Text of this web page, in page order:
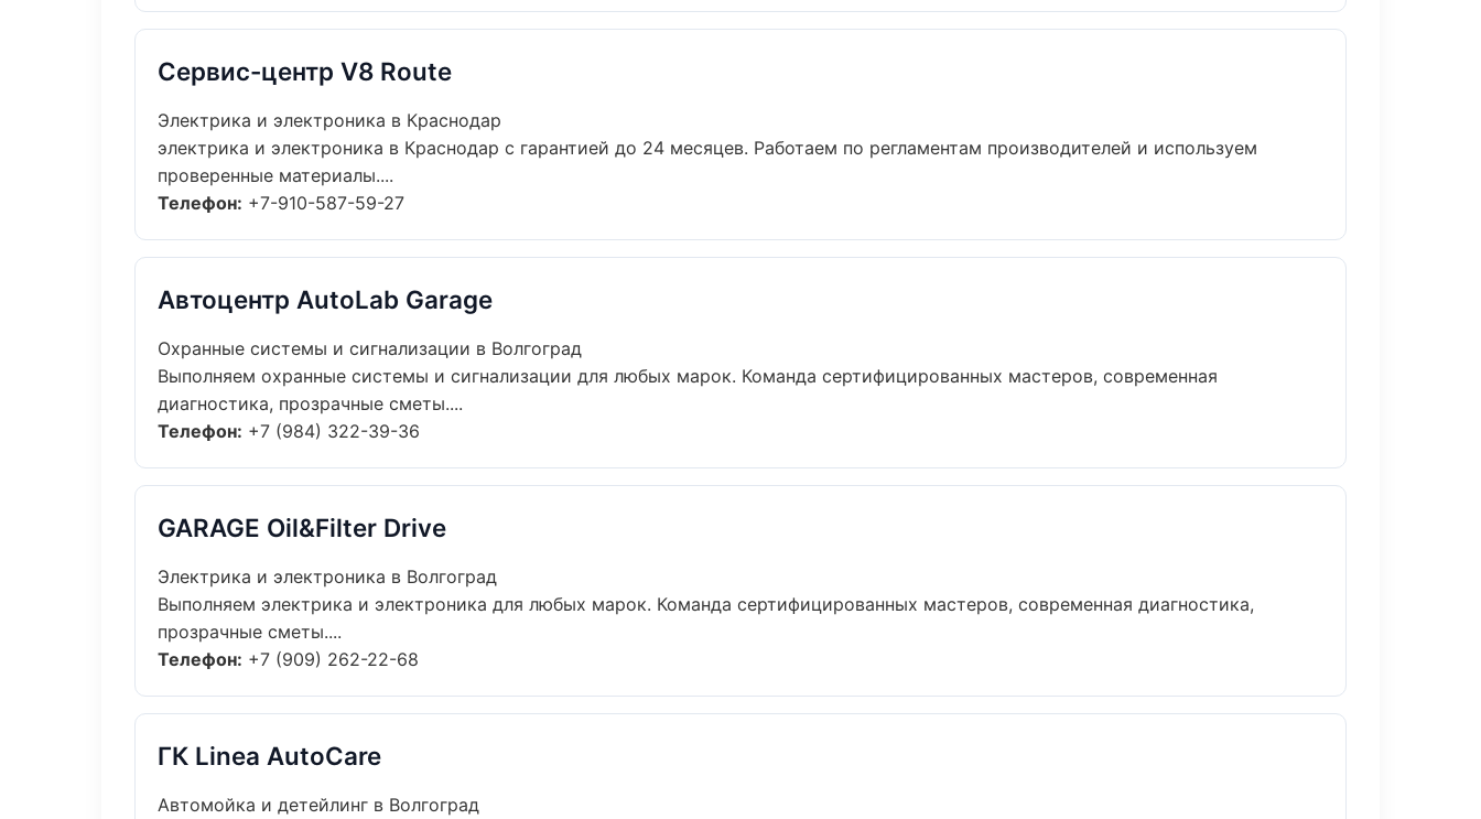
Сервис-центр V8 Route
Электрика и электроника в Краснодар
электрика и электроника в Краснодар с гарантией до 24 месяцев. Работаем по регламентам производителей и используем
проверенные материалы....
Телефон: +7-910-587-59-27
Автоцентр AutoLab Garage
Охранные системы и сигнализации в Волгоград
Выполняем охранные системы и сигнализации для любых марок. Команда сертифицированных мастеров, современная
диагностика, прозрачные сметы....
Телефон: +7 (984) 322-39-36
GARAGE Oil&Filter Drive
Электрика и электроника в Волгоград
Выполняем электрика и электроника для любых марок. Команда сертифицированных мастеров, современная диагностика,
прозрачные сметы....
Телефон: +7 (909) 262-22-68
ГК Linea AutoCare
Автомойка и детейлинг в Волгоград